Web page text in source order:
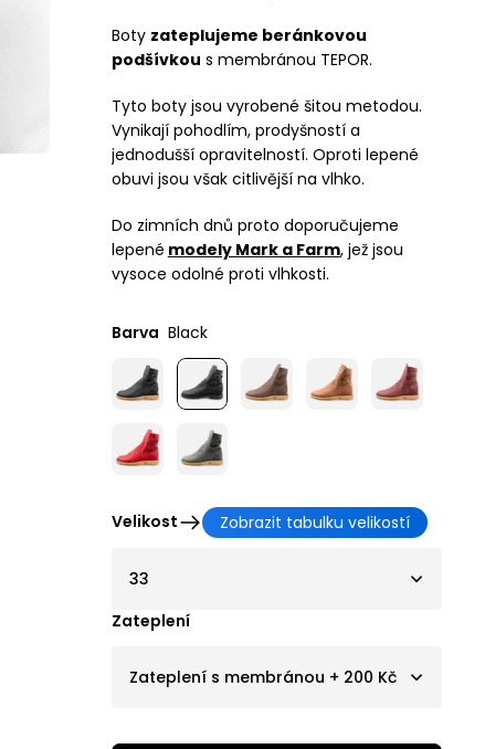
Boty zateplujeme beránkovou
podšívkou s membránou TEPOR.
Tyto boty jsou vyrobené šitou metodou.
Vynikají pohodlím, prodyšností a
jednodušší opravitelností. Oproti lepené
obuvi jsou však citlivější na vlhko.
Do zimních dnů proto doporučujeme
lepené modely Mark a Farm, jež jsou
vysoce odolné proti vlhkosti.
Barva Black
Velikost Zobrazit tabulku velikostí
33
Zateplení
Zateplení s membránou + 200 Kč